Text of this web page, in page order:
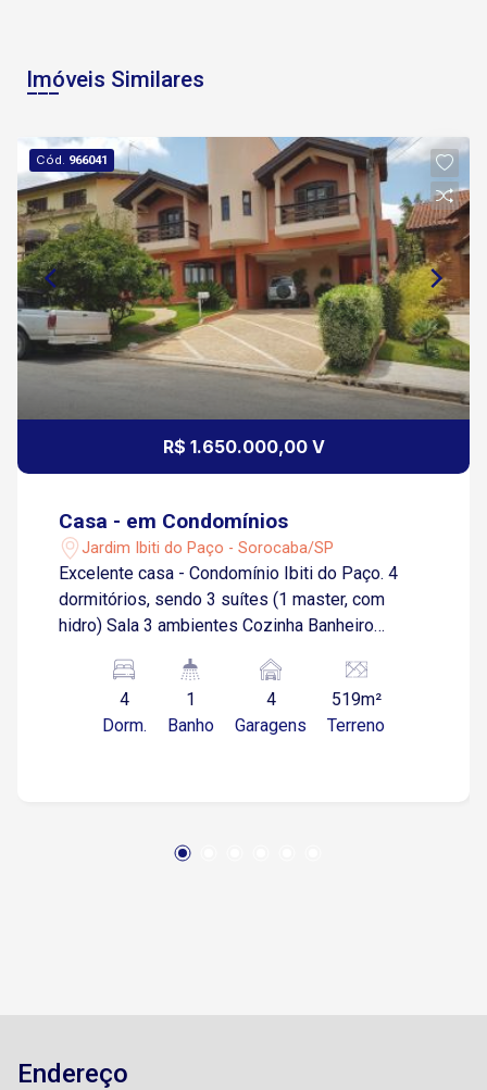
Imóveis Similares
Cód. 966041
R$ 1.650.000,00 V
Casa - em Condomínios
Jardim Ibiti do Paço - Sorocaba/SP
Excelente casa - Condomínio Ibiti do Paço. 4
dormitórios, sendo 3 suítes (1 master, com
hidro) Sala 3 ambientes Cozinha Banheiro
vagas de garagem, sendo 3 cobertas Área
Gourmet com churrasqueira integrada Quintal
*Acabamento em madeira! Condomínio com:
de menor valor!
4
Dorm.
1
Banho
4
Garagens
519m²
Terreno
Endereço